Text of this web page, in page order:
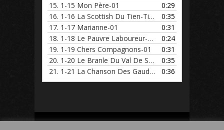
15. 1-15 Mon Père-01
0:29
16. 1-16 La Scottish Du Tien-Tien-
0:35
17. 1-17 Marianne-01
0:31
18. 1-18 Le Pauvre Laboureur-01
0:24
19. 1-19 Chers Compagnons-01
0:31
20. 1-20 Le Branle Du Val De Saô
0:35
21. 1-21 La Chanson Des Gaudes Et 0:36